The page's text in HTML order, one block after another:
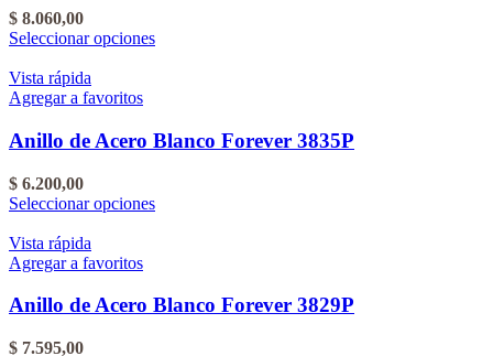
$ 8.060,00
Seleccionar opcionesEste
Las
opciones
elegir
del
producto
Vista rápida
Agregar a favoritos
Anillo de Acero Blanco Forever 3835P
$ 6.200,00
Seleccionar opcionesEste
Las
Vista rápida
Agregar a favoritos
Anillo de Acero Blanco Forever 3829P
$ 7.595,00